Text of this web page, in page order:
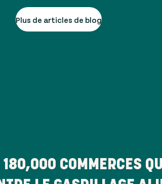
Plus de articles de blog
180,000 COMMERCES